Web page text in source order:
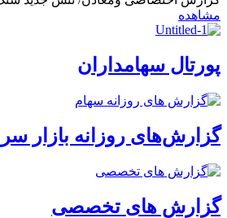
مشاهده
پورتال سهامداران
گزارش‌های روزانه بازار
گزارش های تخصصی